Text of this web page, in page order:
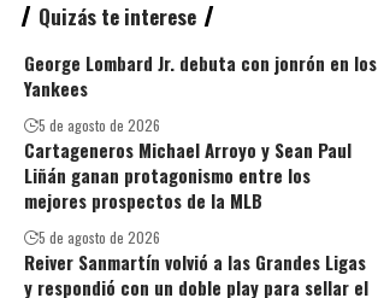
Quizás te interese
George Lombard Jr. debuta con jonrón en los
Yankees
5 de agosto de 2026
Cartageneros Michael Arroyo y Sean Paul
Liñán ganan protagonismo entre los
mejores prospectos de la MLB
5 de agosto de 2026
Reiver Sanmartín volvió a las Grandes Ligas
y respondió con un doble play para sellar el